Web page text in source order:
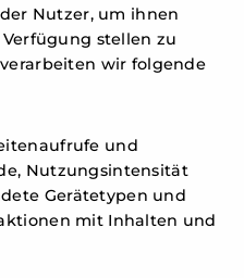
Nutzer, um ihnen
stellen zu
wir folgende
und
Nutzungsintensität
Gerätetypen und
mit Inhalten und